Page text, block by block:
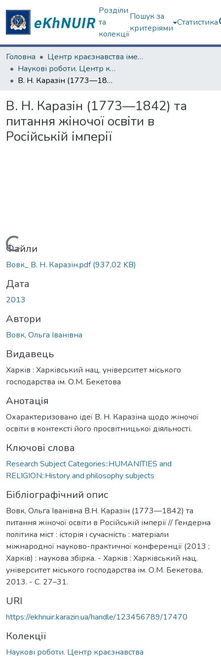
Розділи
та
колекції
Пошук за
критеріями
Статистика
Головна
Центр краєзнавства імені академіка П.Т. Тронька
Наукові роботи. Центр краєзнавства
В. Н. Каразін (1773—1842) та питання жіночої освіти в Російській імперії
В. Н. Каразін (1773—1842) та
питання жіночої освіти в
Російській імперії
Вантажиться...
Файли
Вовк_ В. Н. Каразін.pdf(937,02 KB)
Дата
2013
Автори
Вовк, Ольга Іванівна
Видавець
Харків : Харківський нац. університет міського
господарства ім. О.М. Бекетова
Анотація
Охарактеризовано ідеї В. Н. Каразіна щодо жіночої
освіти в контексті його просвітницької діяльності.
Ключові слова
Research Subject Categories::HUMANITIES and
RELIGION::History and philosophy subjects
Бібліографічний опис
Вовк, Ольга Іванівна В.Н. Каразін (1773—1842) та
питання жіночої освіти в Російській імперії // Гендерна
політика міст : історія і сучасність : матеріали
міжнародної науково-практичної конференції (2013 ;
Харків) : наукова збірка. - Харків : Харківський нац.
університет міського господарства ім. О.М. Бекетова,
2013. - С. 27–31.
URI
https://ekhnuir.karazin.ua/handle/123456789/17470
Колекції
Наукові роботи. Центр краєзнавства